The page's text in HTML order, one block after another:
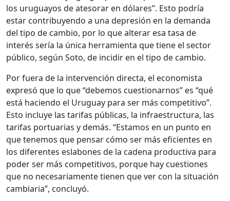
los uruguayos de atesorar en dólares”. Esto podría
estar contribuyendo a una depresión en la demanda
del tipo de cambio, por lo que alterar esa tasa de
interés sería la única herramienta que tiene el sector
público, según Soto, de incidir en el tipo de cambio.
Por fuera de la intervención directa, el economista
expresó que lo que “debemos cuestionarnos” es “qué
está haciendo el Uruguay para ser más competitivo”.
Esto incluye las tarifas públicas, la infraestructura, las
tarifas portuarias y demás. “Estamos en un punto en
que tenemos que pensar cómo ser más eficientes en
los diferentes eslabones de la cadena productiva para
poder ser más competitivos, porque hay cuestiones
que no necesariamente tienen que ver con la situación
cambiaria”, concluyó.